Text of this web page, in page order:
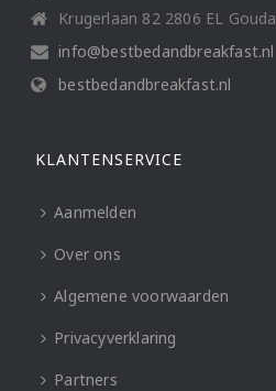
Krugerlaan 82 2806 EL Gouda
info@bestbedandbreakfast.nl
bestbedandbreakfast.nl
KLANTENSERVICE
Aanmelden
Over ons
Algemene voorwaarden
Privacyverklaring
Partners